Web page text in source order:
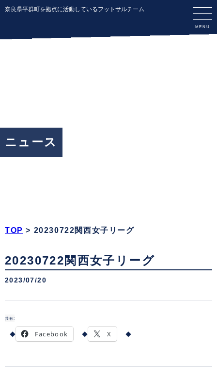
奈良県平群町を拠点に活動しているフットサルチーム
ニュース
TOP > 20230722関西女子リーグ
20230722関西女子リーグ
2023/07/20
共有:
Facebook X